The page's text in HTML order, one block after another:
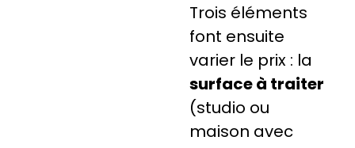
Trois éléments
font ensuite
varier le prix : la
surface à traiter
(studio ou
maison avec